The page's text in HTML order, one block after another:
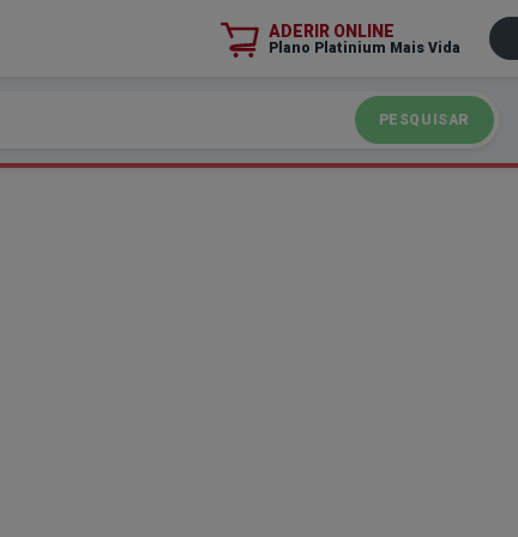
ADERIR ONLINE
Plano Platinium Mais Vida
PESQUISAR